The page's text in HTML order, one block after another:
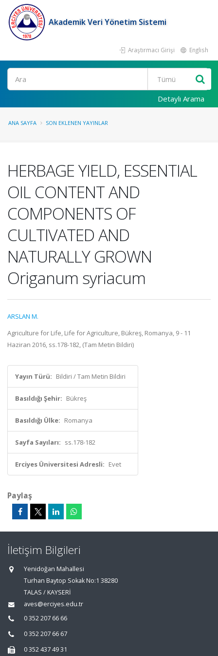
Akademik Veri Yönetim Sistemi
Araştırmacı Girişi English
Ara
Detaylı Arama
ANA SAYFA SON EKLENEN YAYINLAR
HERBAGE YIELD, ESSENTIAL
OIL CONTENT AND
COMPONENTS OF
CULTIVATED AND
NATURALLY GROWN
Origanum syriacum
ARSLAN M.
Agriculture for Life, Life for Agriculture, Bükreş, Romanya, 9 - 11
Haziran 2016, ss.178-182, (Tam Metin Bildiri)
Yayın Türü: Bildiri / Tam Metin Bildiri
Basıldığı Şehir: Bükreş
Basıldığı Ülke: Romanya
Sayfa Sayıları: ss.178-182
Erciyes Üniversitesi Adresli: Evet
Paylaş
İletişim Bilgileri
Yenidoğan Mahallesi
Turhan Baytop Sokak No:1 38280
TALAS / KAYSERİ
aves@erciyes.edu.tr
0 352 207 66 66
0 352 207 66 67
0 352 437 49 31